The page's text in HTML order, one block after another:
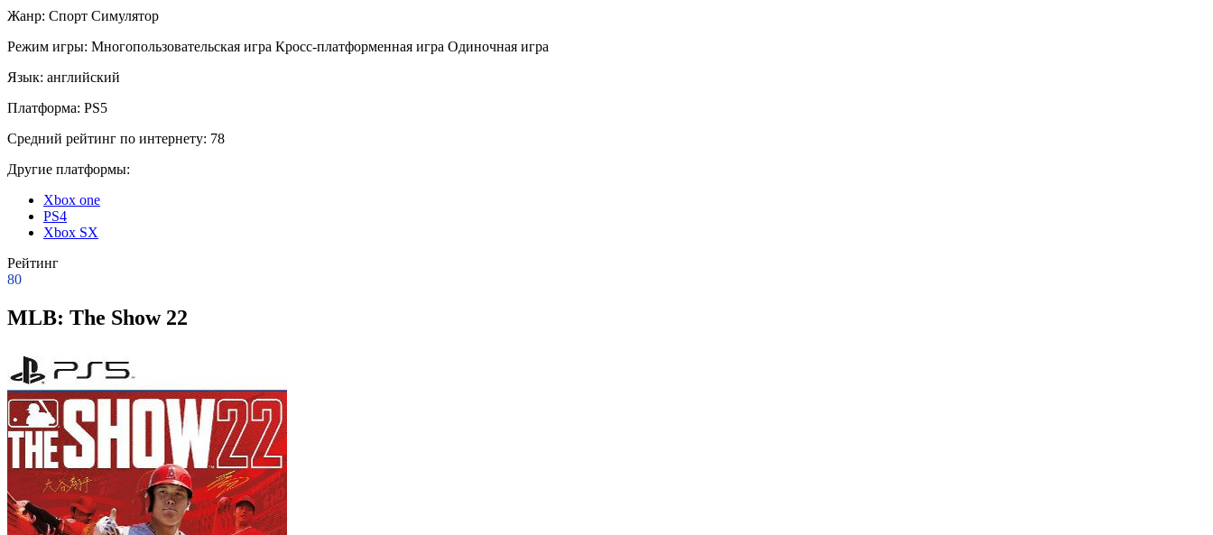
Жанр: Спорт Симулятор
Режим игры: Многопользовательская игра Кросс-платформенная игра Одиночная игра
Язык: английский
Платформа: PS5
Средний рейтинг по интернету: 78
Другие платформы:
Xbox one
PS4
Xbox SX
Рейтинг
80
MLB: The Show 22